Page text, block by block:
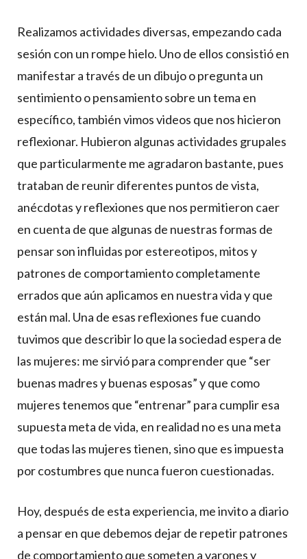
Realizamos actividades diversas, empezando cada
sesión con un rompe hielo. Uno de ellos consistió en
manifestar a través de un dibujo o pregunta un
sentimiento o pensamiento sobre un tema en
específico, también vimos videos que nos hicieron
reflexionar. Hubieron algunas actividades grupales
que particularmente me agradaron bastante, pues
trataban de reunir diferentes puntos de vista,
anécdotas y reflexiones que nos permitieron caer
en cuenta de que algunas de nuestras formas de
pensar son influidas por estereotipos, mitos y
patrones de comportamiento completamente
errados que aún aplicamos en nuestra vida y que
están mal. Una de esas reflexiones fue cuando
tuvimos que describir lo que la sociedad espera de
las mujeres: me sirvió para comprender que “ser
buenas madres y buenas esposas” y que como
mujeres tenemos que “entrenar” para cumplir esa
supuesta meta de vida, en realidad no es una meta
que todas las mujeres tienen, sino que es impuesta
por costumbres que nunca fueron cuestionadas.
Hoy, después de esta experiencia, me invito a diario
a pensar en que debemos dejar de repetir patrones
de comportamiento que someten a varones y